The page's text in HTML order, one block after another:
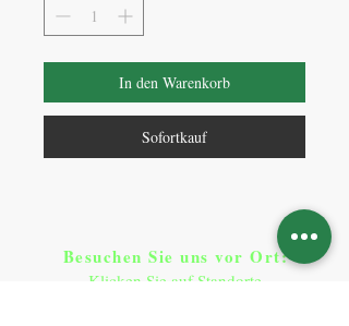
In den Warenkorb
Sofortkauf
Besuchen Sie uns vor Ort​:
Klicken Sie auf Standorte